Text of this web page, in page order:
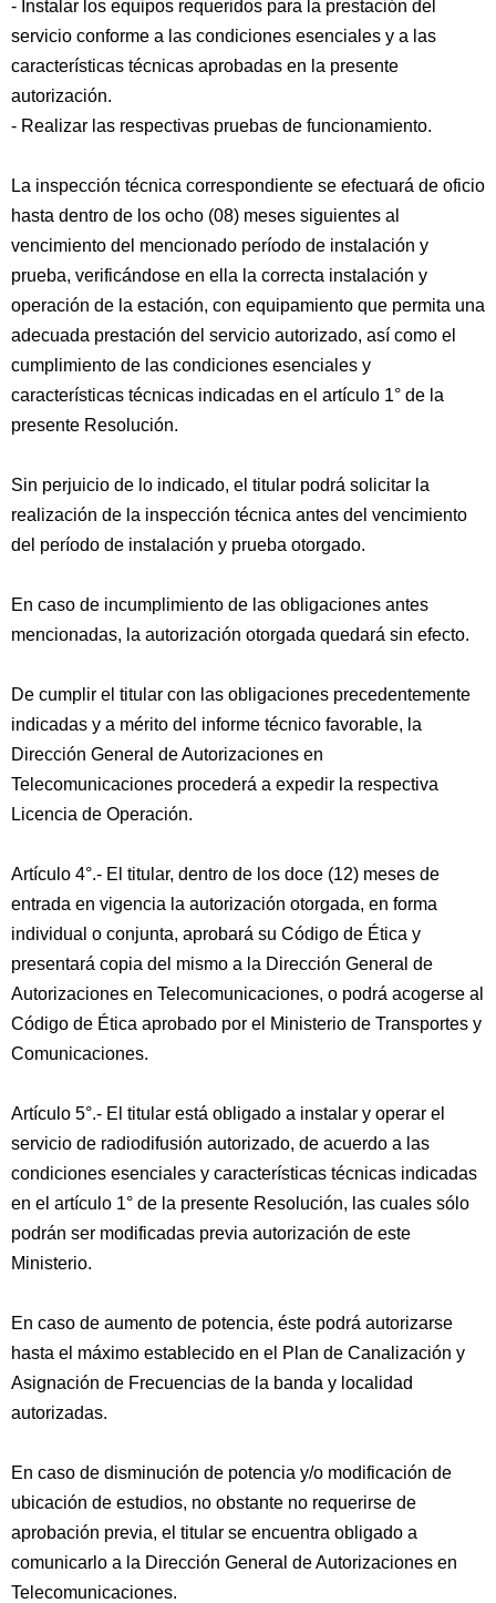
- Instalar los equipos requeridos para la prestación del
servicio conforme a las condiciones esenciales y a las
características técnicas aprobadas en la presente
autorización.
- Realizar las respectivas pruebas de funcionamiento.
La inspección técnica correspondiente se efectuará de oficio
hasta dentro de los ocho (08) meses siguientes al
vencimiento del mencionado período de instalación y
prueba, verificándose en ella la correcta instalación y
operación de la estación, con equipamiento que permita una
adecuada prestación del servicio autorizado, así como el
cumplimiento de las condiciones esenciales y
características técnicas indicadas en el artículo 1° de la
presente Resolución.
Sin perjuicio de lo indicado, el titular podrá solicitar la
realización de la inspección técnica antes del vencimiento
del período de instalación y prueba otorgado.
En caso de incumplimiento de las obligaciones antes
mencionadas, la autorización otorgada quedará sin efecto.
De cumplir el titular con las obligaciones precedentemente
indicadas y a mérito del informe técnico favorable, la
Dirección General de Autorizaciones en
Telecomunicaciones procederá a expedir la respectiva
Licencia de Operación.
Artículo 4°.- El titular, dentro de los doce (12) meses de
entrada en vigencia la autorización otorgada, en forma
individual o conjunta, aprobará su Código de Ética y
presentará copia del mismo a la Dirección General de
Autorizaciones en Telecomunicaciones, o podrá acogerse al
Código de Ética aprobado por el Ministerio de Transportes y
Comunicaciones.
Artículo 5°.- El titular está obligado a instalar y operar el
servicio de radiodifusión autorizado, de acuerdo a las
condiciones esenciales y características técnicas indicadas
en el artículo 1° de la presente Resolución, las cuales sólo
podrán ser modificadas previa autorización de este
Ministerio.
En caso de aumento de potencia, éste podrá autorizarse
hasta el máximo establecido en el Plan de Canalización y
Asignación de Frecuencias de la banda y localidad
autorizadas.
En caso de disminución de potencia y/o modificación de
ubicación de estudios, no obstante no requerirse de
aprobación previa, el titular se encuentra obligado a
comunicarlo a la Dirección General de Autorizaciones en
Telecomunicaciones.